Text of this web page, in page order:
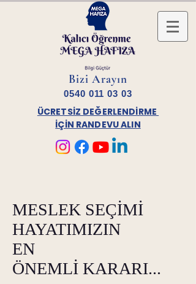
Bizi Arayın
0540 011 03 03
ÜCRETSİZ DEĞERLENDİRME
İÇİN RANDEVU ALIN
MESLEK SEÇİMİ
HAYATIMIZIN
EN
ÖNEMLİ KARARI...